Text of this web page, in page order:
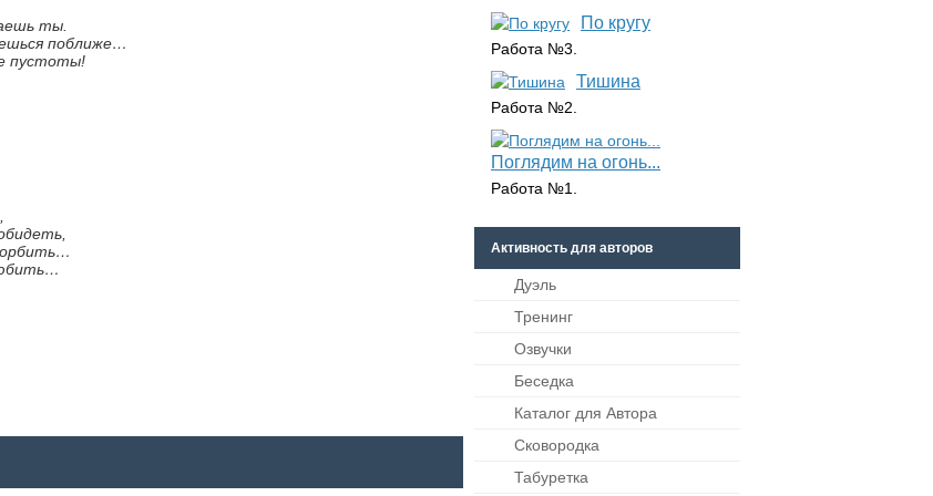
ты.
поближе…
пустоты!
По кругу
Работа №3.
Тишина
Работа №2.
Поглядим на огонь...
Работа №1.
Активность для авторов
Дуэль
Тренинг
Озвучки
Беседка
Каталог для Автора
Сковородка
Табуретка